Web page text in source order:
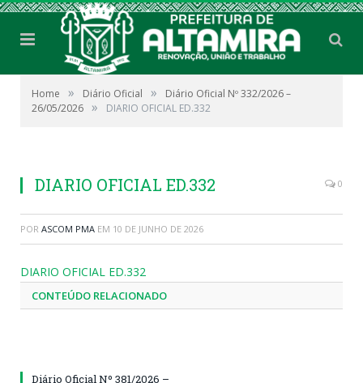
Home » Diário Oficial »
Diário Oficial Nº 332/2026 –
26/05/2026 » DIARIO OFICIAL ED.332
DIARIO OFICIAL ED.332 0
POR ASCOM PMA EM 10 DE JUNHO DE 2026
DIARIO OFICIAL ED.332
CONTEÚDO RELACIONADO
Diário Oficial Nº 381/2026 –